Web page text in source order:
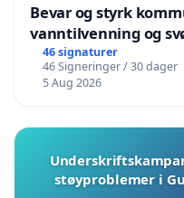
Bevar og styrk
vanntilvenning og
barnehagene i
46 signaturer
46 Signeringer / 30 dager
5 Aug 2026
støyproblemer i